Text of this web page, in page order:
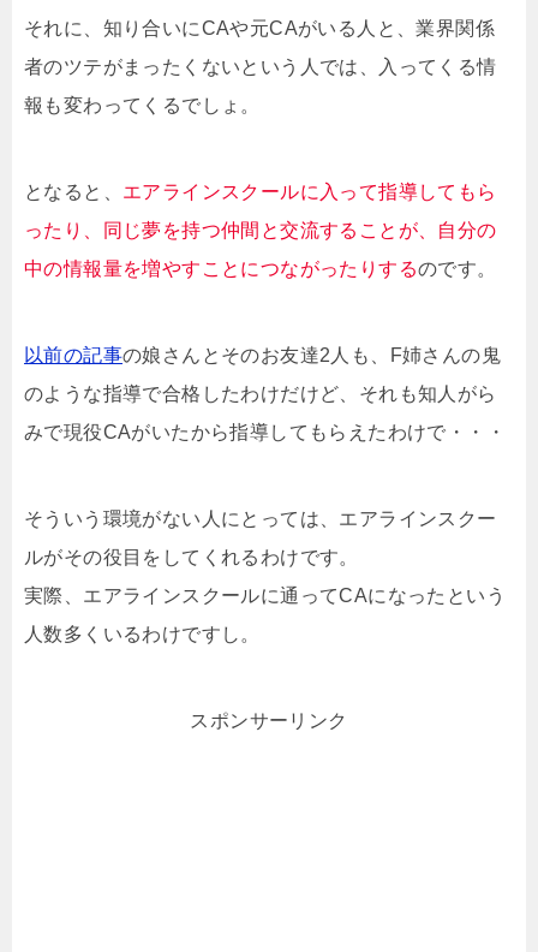
それに、知り合いにCAや元CAがいる人と、業界関係
者のツテがまったくないという人では、入ってくる情
報も変わってくるでしょ。
となると、 エアラインスクールに入って指導してもら
ったり、同じ夢を持つ仲間と交流することが、自分の
中の情報量を増やすことにつながったりするのです。
以前の記事の娘さんとそのお友達2人も、F姉さんの鬼
のような指導で合格したわけだけど、それも知人がら
みで現役CAがいたから指導してもらえたわけで・・・
そういう環境がない人にとっては、エアラインスクー
ルがその役目をしてくれるわけです。
実際、エアラインスクールに通ってCAになったという
人数多くいるわけですし。
スポンサーリンク